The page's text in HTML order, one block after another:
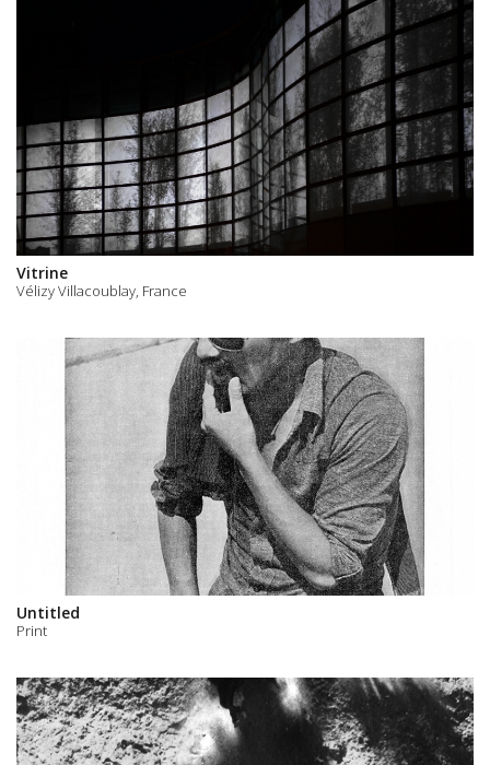
Vitrine
Vélizy Villacoublay, France
Untitled
Print